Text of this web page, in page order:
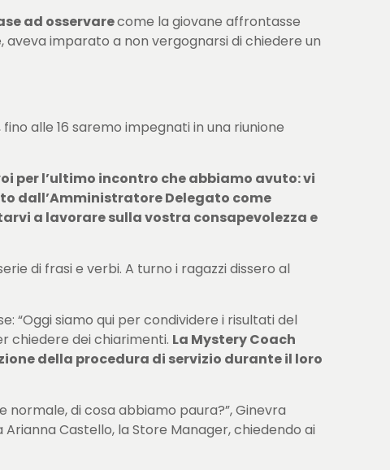
ad osservarecome la giovane affrontasse
aveva imparato a non vergognarsi di chiedere un
alle 16 saremo impegnati in una riunione
per l’ultimo incontro che abbiamo avuto: vi
dall’Amministratore Delegato come
a lavorare sulla vostra consapevolezza e
di frasi e verbi. A turno i ragazzi dissero al
“Oggi siamo qui per condividere i risultati del
chiedere dei chiarimenti. La Mystery Coach
della procedura di servizio durante il loro
normale, di cosa abbiamo paura?”, Ginevra
Castello, la Store Manager, chiedendo ai